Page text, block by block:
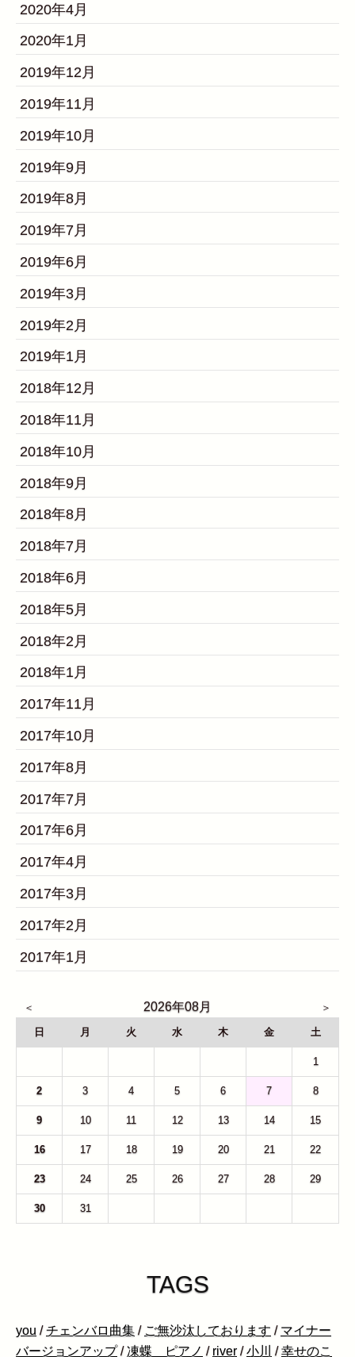
2020年4月
2020年1月
2019年12月
2019年11月
2019年10月
2019年9月
2019年8月
2019年7月
2019年6月
2019年3月
2019年2月
2019年1月
2018年12月
2018年11月
2018年10月
2018年9月
2018年8月
2018年7月
2018年6月
2018年5月
2018年2月
2018年1月
2017年11月
2017年10月
2017年8月
2017年7月
2017年6月
2017年4月
2017年3月
2017年2月
2017年1月
2026年08月
日 月 火 水 木 金 土
1
2 3 4 5 6 7 8
9 10 11 12 13 14 15
16 17 18 19 20 21 22
23 24 25 26 27 28 29
30 31
TAGS
you /チェンバロ曲集 / ご無沙汰しております / マイナー
バージョンアップ /凍蝶 ピアノ / river /小川 /幸せのこ